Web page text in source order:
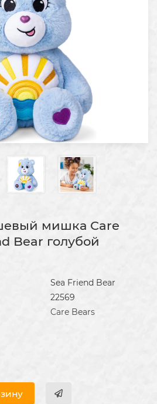
мишка Care
Bear голубой
Sea Friend Bear
22569
Care Bears